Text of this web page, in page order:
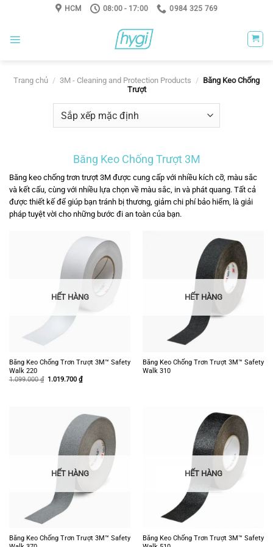
HCM 08:00 - 17:00 0984 325 769
Trang chủ / 3M - Cleaning and Protection Products / Băng Keo Chống
Trượt
Băng Keo Chống Trượt 3M
Băng keo chống trơn trượt 3M được cung cấp với nhiều kích cỡ, màu sắc
và kết cấu, cùng với nhiều lựa chọn về màu sắc, in và phát quang. Tất cả
được thiết kế để giúp bạn tránh bị thương, giảm chi phí bảo hiểm, là giải
pháp tuyệt vời cho những bước đi an toàn của bạn.
HẾT HÀNG
Băng Keo Chống Trơn Trượt 3M™ Safety
Walk 220
1.099.000₫ Giá
1.019.700₫Giá
hiện
HẾT HÀNG
Băng Keo Chống Trơn Trượt 3M™ Safety
Walk 310
HẾT HÀNG
Băng Keo Chống Trơn Trượt 3M™ Safety
HẾT HÀNG
Băng Keo Chống Trơn Trượt 3M™ Safety